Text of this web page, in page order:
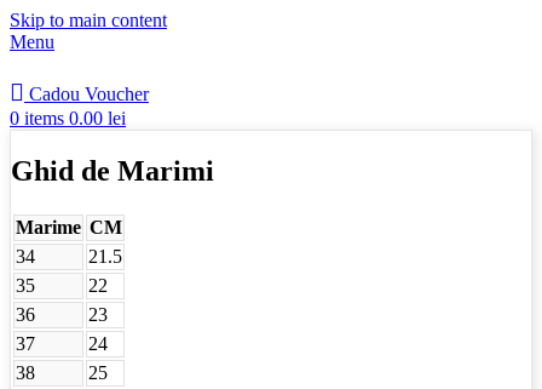
Skip to main content
Menu
Cadou Voucher
0 items 0.00 lei
Ghid de Marimi
Marime CM
34
21.5
35
22
36
23
37
24
38
25